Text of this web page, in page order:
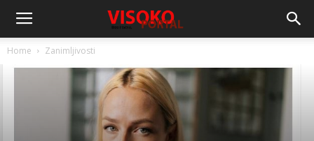
Home Zanimljivosti